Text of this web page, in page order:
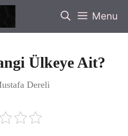
Menu
Ülkeye Ait?
Dereli